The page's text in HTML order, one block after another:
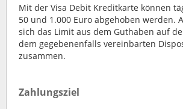
Mit der Visa Debit Kreditkarte können
50 und 1.000 Euro abgehoben werden.
sich das Limit aus dem Guthaben auf
dem gegebenenfalls vereinbarten
zusammen.
Zahlungsziel